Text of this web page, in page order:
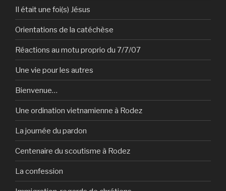
Il était une foi(s) Jésus
Orientations de la catéchèse
Réactions au motu proprio du 7/7/07
Une vie pour les autres
Bienvenue…
Une ordination vietnamienne à Rodez
La journée du pardon
Centenaire du scoutisme à Rodez
La confession